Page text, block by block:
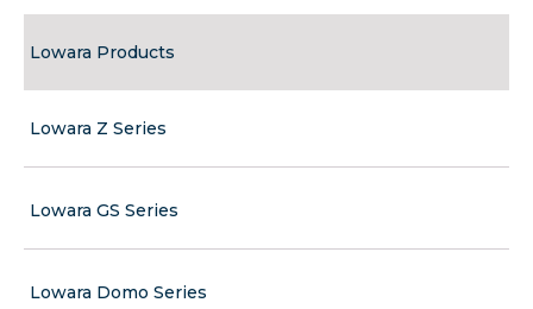
Lowara Products
Lowara Z Series
Lowara GS Series
Lowara Domo Series